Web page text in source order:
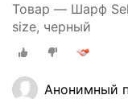
Товар — Шарф
size, черный
Анонимный